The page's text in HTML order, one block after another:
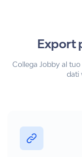
Export
Collega Jobby al
dati